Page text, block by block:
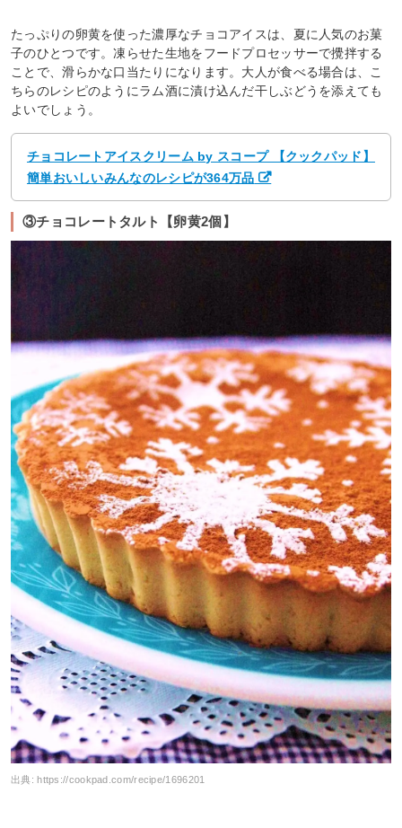
たっぷりの卵黄を使った濃厚なチョコアイスは、夏に人気のお菓
子のひとつです。凍らせた生地をフードプロセッサーで攪拌する
ことで、滑らかな口当たりになります。大人が食べる場合は、こ
ちらのレシピのようにラム酒に漬け込んだ干しぶどうを添えても
よいでしょう。
チョコレートアイスクリーム by スコープ 【クックパッド】
簡単おいしいみんなのレシピが364万品
③チョコレートタルト【卵黄2個】
出典:https://cookpad.com/recipe/1696201